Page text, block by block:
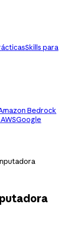
Skills para
Bedrock
Google